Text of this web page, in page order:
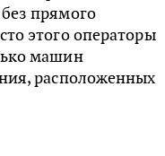
прямого
этого операторы
машин
расположенных